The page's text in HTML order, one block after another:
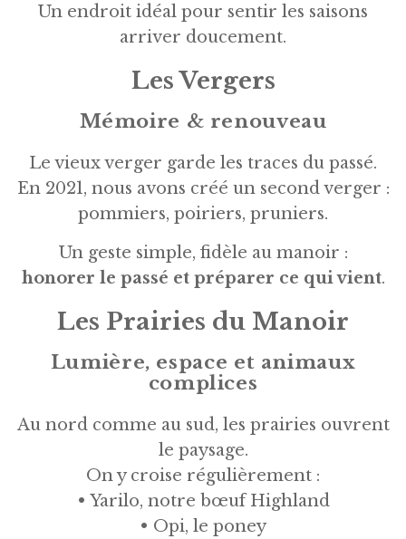
Un endroit idéal pour sentir les saisons
arriver doucement.
Les Vergers
Mémoire & renouveau
Le vieux verger garde les traces du passé.
En 2021, nous avons créé un second verger :
pommiers, poiriers, pruniers.
Un geste simple, fidèle au manoir :
honorer le passé et préparer ce qui vient.
Les Prairies du Manoir
Lumière, espace et animaux
complices
Au nord comme au sud, les prairies ouvrent
le paysage.
On y croise régulièrement :
• Yarilo, notre bœuf Highland
• Opi, le poney